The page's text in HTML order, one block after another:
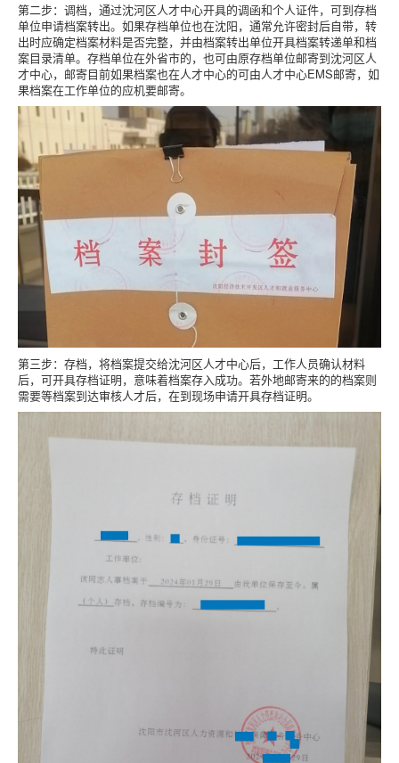
第二步：调档，通过沈河区人才中心开具的调函和个人证件，可到存档
单位申请档案转出。如果存档单位也在沈阳，通常允许密封后自带，转
出时应确定档案材料是否完整，并由档案转出单位开具档案转递单和档
案目录清单。存档单位在外省市的，也可由原存档单位邮寄到沈河区人
才中心，邮寄目前如果档案也在人才中心的可由人才中心EMS邮寄，如
果档案在工作单位的应机要邮寄。
第三步：存档，将档案提交给沈河区人才中心后，工作人员确认材料
后，可开具存档证明，意味着档案存入成功。若外地邮寄来的的档案则
需要等档案到达审核人才后，在到现场申请开具存档证明。